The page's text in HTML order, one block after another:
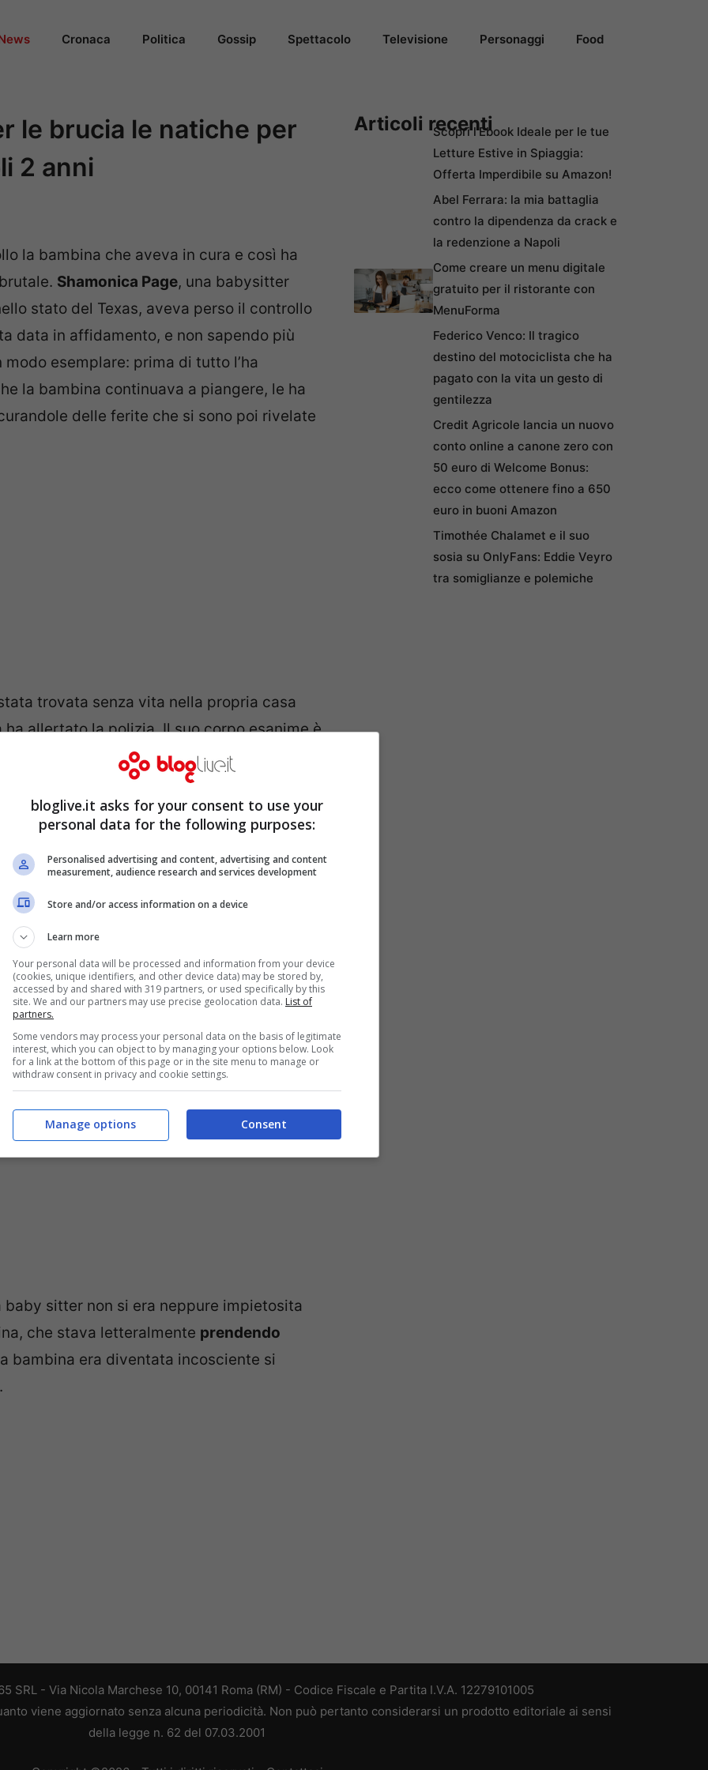
Cronaca Politica Gossip Spettacolo Televisione Personaggi Food
le brucia le natiche per
2 anni
la bambina che aveva in cura e così ha
Shamonica Page, una babysitter
stato del Texas, aveva perso il controllo
data in affidamento, e non sapendo più
esemplare: prima di tutto l’ha
la bambina continuava a piangere, le ha
delle ferite che si sono poi rivelate
trovata senza vita nella propria casa
allertato la polizia. Il suo corpo esanime è
è morta
pochi istanti dopo essere
state rinvenute numerose ferite ed è a
sulla baby sitter, ritenuta a questo punto
e omissione di soccorso. Dal
potrebbe presto arrivare anche
omicidio.
essere finita nel libro degli indagati,
ha confessato di aver picchiato la
tra cui una cinghia, perché non
denudata completamente e cosparso
avrebbe poi dato fuoco.
sitter non si era neppure impietosita
che stava letteralmente prendendo
bambina era diventata incosciente si
Articoli recentiScopri l’Ebook Ideale per le tue
Letture Estive in Spiaggia:
Offerta Imperdibile su Amazon!
Abel Ferrara: la mia battaglia
contro la dipendenza da crack e
la redenzione a Napoli
Come creare un menu digitale
gratuito per il ristorante con
MenuForma
Federico Venco: Il tragico
destino del motociclista che ha
pagato con la vita un gesto di
gentilezza
Credit Agricole lancia un nuovo
conto online a canone zero con
50 euro di Welcome Bonus:
ecco come ottenere fino a 650
euro in buoni Amazon
Timothée Chalamet e il suo
sosia su OnlyFans: Eddie Veyro
tra somiglianze e polemiche
SRL - Via Nicola Marchese 10, 00141 Roma (RM) - Codice Fiscale e Partita I.V.A. 12279101005
viene aggiornato senza alcuna periodicità. Non può pertanto considerarsi un prodotto editoriale ai sensi
della legge n. 62 del 07.03.2001
bloglive.it asks for your consent to use your
personal data for the following purposes:
Personalised advertising and content, advertising and content
measurement, audience research and services development
Store and/or access information on a device
Learn more
Your personal data will be processed and information from your device
(cookies, unique identifiers, and other device data) may be stored by,
accessed by and shared with 319 partners, or used specifically by this
site. We and our partners may use precise geolocation data. List of
partners.
Some vendors may process your personal data on the basis of legitimate
interest, which you can object to by managing your options below. Look
for a link at the bottom of this page or in the site menu to manage or
withdraw consent in privacy and cookie settings.
Consent
Manage options